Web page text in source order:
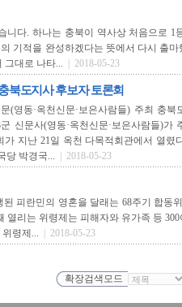
니다. 하나는 충북이 역사상 처음으로 1
기적을 완성하겠다는 뜻에서 다시 출
그대로 나타...
| 2018-05-23
북도지사 후보자 토론회
(영동·옥천신문·보은사람들) 주최 충
신문사(영동·옥천신문·보은사람들)가
가 지난 21일 옥천 다목적회관에서 열렸
당 박경국...
| 2018-05-23
피란민의 영혼을 달래는 68주기 합동
열리는 위령제는 피해자와 유가족 등
령제...
| 2018-05-23